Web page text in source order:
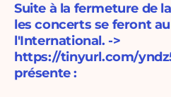
Suite à la fermeture de
les concerts se feront
l'International. ->
https://tinyurl.com/
présente :